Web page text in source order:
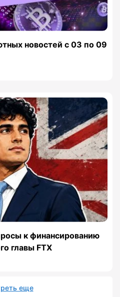
новостей с 03 по 09
к финансированию
главы FTX
еще